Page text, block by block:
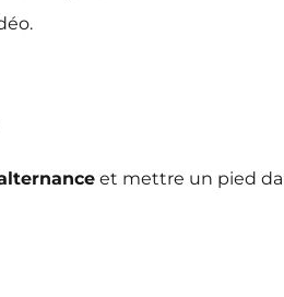
et mettre un pied